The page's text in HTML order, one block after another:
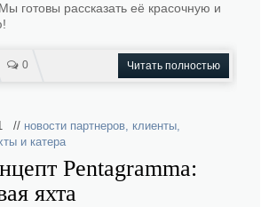
готовы рассказать её красочную и
0 Читать полностью
// новости партнеров, клиенты,
и катера
Pentagramma:
яхта